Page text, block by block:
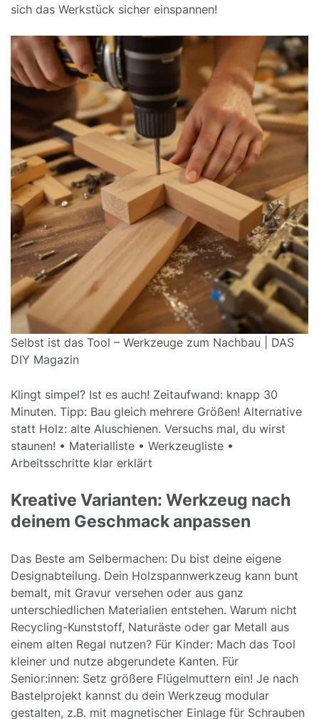
sich das Werkstück sicher einspannen!
Selbst ist das Tool – Werkzeuge zum Nachbau | DAS
DIY Magazin
Klingt simpel? Ist es auch! Zeitaufwand: knapp 30
Minuten. Tipp: Bau gleich mehrere Größen! Alternative
statt Holz: alte Aluschienen. Versuchs mal, du wirst
staunen! • Materialliste • Werkzeugliste •
Arbeitsschritte klar erklärt
Kreative Varianten: Werkzeug nach
deinem Geschmack anpassen
Das Beste am Selbermachen: Du bist deine eigene
Designabteilung. Dein Holzspannwerkzeug kann bunt
bemalt, mit Gravur versehen oder aus ganz
unterschiedlichen Materialien entstehen. Warum nicht
Recycling-Kunststoff, Naturäste oder gar Metall aus
einem alten Regal nutzen? Für Kinder: Mach das Tool
kleiner und nutze abgerundete Kanten. Für
Senior:innen: Setz größere Flügelmuttern ein! Je nach
Bastelprojekt kannst du dein Werkzeug modular
gestalten, z.B. mit magnetischer Einlage für Schrauben